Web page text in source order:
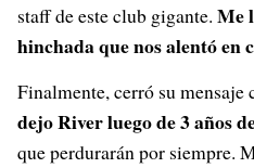
staff de este club gigante. Me
hinchada que nos alentó en
Finalmente, cerró su mensaje
dejo River luego de 3 años
que perdurarán por siempre.